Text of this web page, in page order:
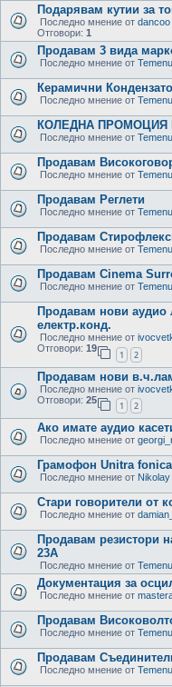
Подарявам кутии за
Последно мнение от dancoo
Отговори: 1
Продавам 3 вида
Последно мнение от
Керамични
Последно мнение от
КОЛЕДНА ПРОМОЦИЯ
Последно мнение от
Продавам
Последно мнение от
Продавам Реглети
Последно мнение от
Продавам
Последно мнение от
Продавам Cinema
Последно мнение от
Продавам нови
електр.конд.
Последно мнение от
Отговори: 19
1 2
Продавам нови
Последно мнение от
Отговори: 25
1 2
Ако имате аудио
Последно мнение от
Грамофон Unitra fonica
Последно мнение от
Стари говорители от
Последно мнение от
Продавам резистори
23А
Последно мнение от
Документация за
Последно мнение от
Продавам
Последно мнение от
Продавам
Последно мнение от